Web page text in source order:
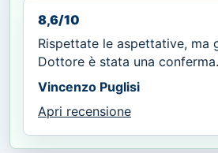
8,6/10
Rispettate le aspettative, ma
Dottore è stata una conferma.
Vincenzo Puglisi
Apri recensione